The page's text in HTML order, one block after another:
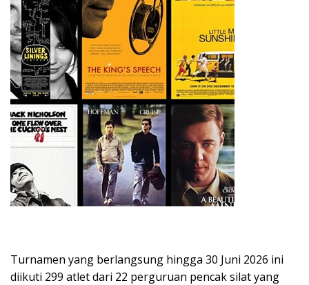
Turnamen yang berlangsung hingga 30 Juni 2026 ini
diikuti 299 atlet dari 22 perguruan pencak silat yang